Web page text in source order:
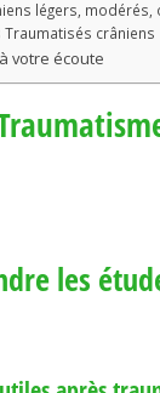
légers,
crâniens
votre écoute
les